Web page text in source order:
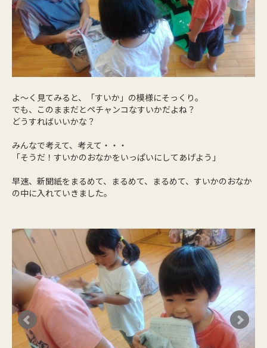
よ～く見てみると、「すいか」の模様にそっくり。
でも、このままだとペチャンコなすいかだよね？
どうすればいいかな？
みんなで考えて、考えて・・・
「そうだ！すいかのおなかをいっぱいにしてあげよう」
早速、新聞紙をまるめて、まるめて、まるめて、すいかのおなか
の中に入れていきました。